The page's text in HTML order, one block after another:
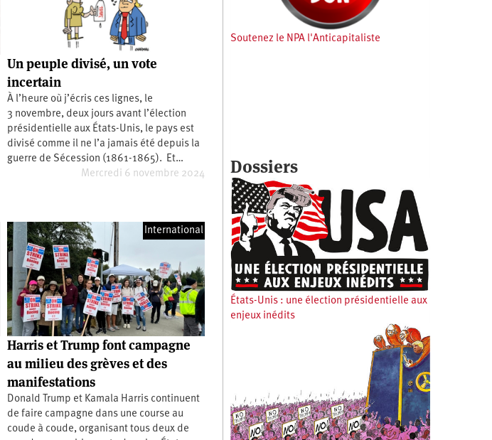
Expositions
Livres
Un peuple divisé, un vote
incertain
À l’heure où j’écris ces lignes, le
3 novembre, deux jours avant l’élection
présidentielle aux États-Unis, le pays est
divisé comme il ne l’a jamais été depuis la
guerre de Sécession (1861-1865). Et…
Mercredi 6 novembre 2024
International
Harris et Trump font campagne
au milieu des grèves et des
manifestations
Donald Trump et Kamala Harris continuent
de faire campagne dans une course au
coude à coude, organisant tous deux de
Soutenez le NPA l'Anticapitaliste
Dossiers
États-Unis : une élection présidentielle aux
enjeux inédits